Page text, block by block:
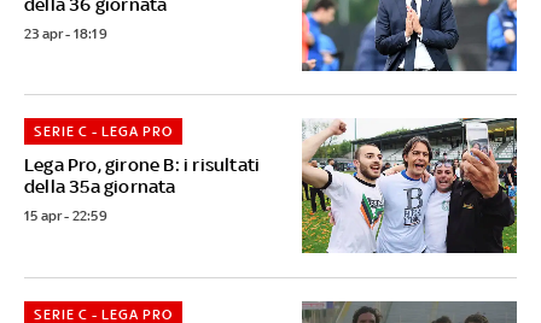
della 36 giornata
23 apr - 18:19
Lega Pro, girone B: i risultati
della 35a giornata
SERIE C - LEGA PRO
15 apr - 22:59
SERIE C - LEGA PRO